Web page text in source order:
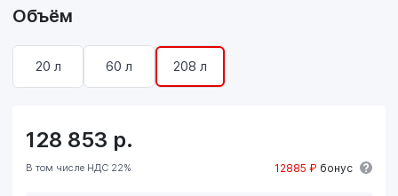
Объём
20 л 60 л 208 л
128 853 р.
В том числе НДС 22% 12885 ₽ бонус